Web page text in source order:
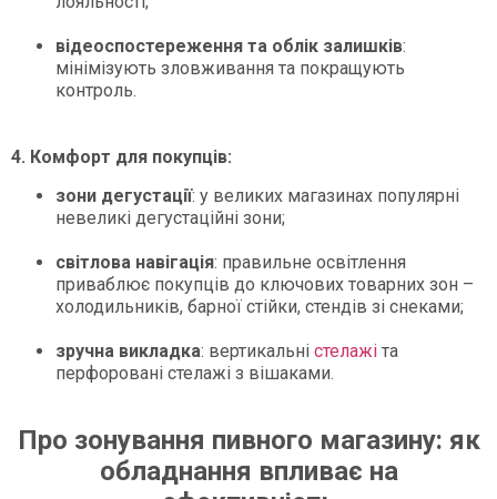
відеоспостереження та облік залишків:
мінімізують зловживання та покращують
контроль.
4. Комфорт для покупців:
зони дегустації: у великих магазинах популярні
невеликі дегустаційні зони;
світлова навігація: правильне освітлення
приваблює покупців до ключових товарних зон –
холодильників, барної стійки, стендів зі снеками;
зручна викладка: вертикальні стелажі та
перфоровані стелажі з вішаками.
Про зонування пивного магазину: як
обладнання впливає на